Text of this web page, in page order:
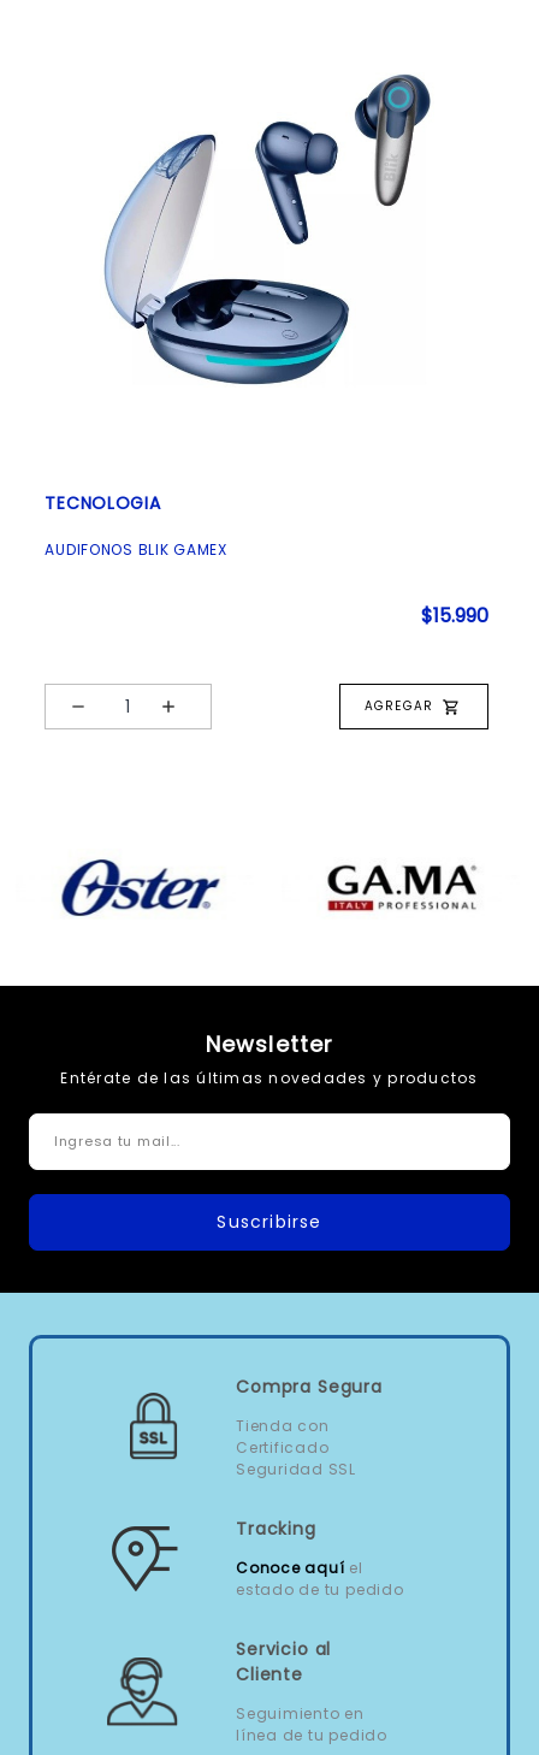
TECNOLOGIA
AUDIFONOS BLIK GAMEX
$15.990
AGREGAR
Newsletter
Entérate de las últimas novedades y productos
Suscribirse
Compra Segura
Tienda con
Certificado
Seguridad SSL
Tracking
Conoce aquí el
estado de tu pedido
Servicio al
Cliente
Seguimiento en
línea de tu pedido